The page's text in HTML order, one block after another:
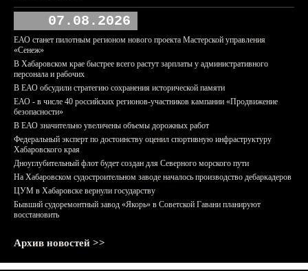
07.08.2026
ЕАО станет пилотным регионом нового проекта Мастерской управления
«Сенеж»
В Хабаровском крае быстрее всего растут зарплаты у административного
персонала и рабочих
В ЕАО обсудили стратегию сохранения исторической памяти
ЕАО - в числе 40 российских регионов-участников кампании «Продвижение
безопасности»
В ЕАО значительно увеличены объемы дорожных работ
Федеральный эксперт по достоинству оценил спортивную инфраструктуру
Хабаровского края
Дноуглубительный флот будет создан для Северного морского пути
На Хабаровском судостроительном заводе началось производство дебаркадеров
ЦУМ в Хабаровске вернули государству
Бывший судоремонтный завод «Якорь» в Советской Гавани планируют
восстановить
Архив новостей >>